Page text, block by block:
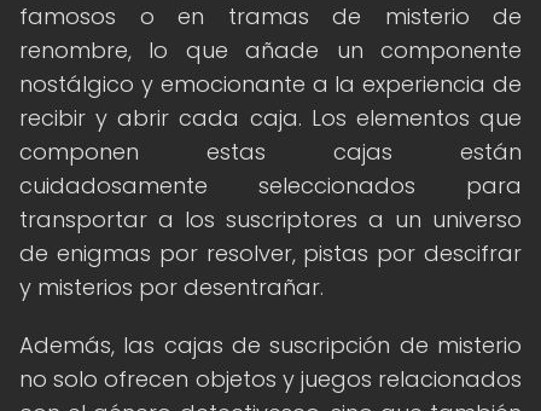
famosos o en tramas de misterio de
renombre, lo que añade un componente
nostálgico y emocionante a la experiencia de
recibir y abrir cada caja. Los elementos que
componen estas cajas están
cuidadosamente seleccionados para
transportar a los suscriptores a un universo
de enigmas por resolver, pistas por descifrar
y misterios por desentrañar.
Además, las cajas de suscripción de misterio
no solo ofrecen objetos y juegos relacionados